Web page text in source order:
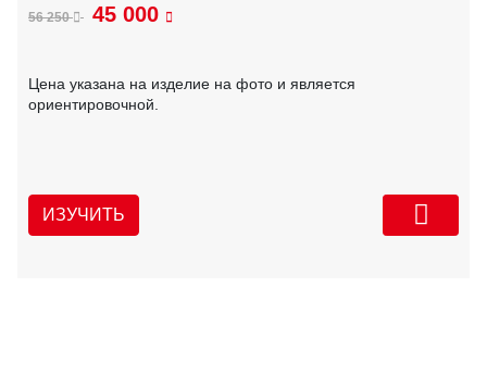
56 250 45 000
Цена указана на изделие на фото и является
ориентировочной.
ИЗУЧИТЬ